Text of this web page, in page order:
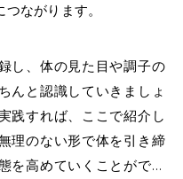
ながります。
し、体の見た目や調子の
んと認識していきましょ
践すれば、ここで紹介し
理のない形で体を引き締
を高めていくことができ